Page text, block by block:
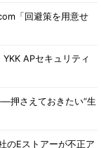
「回避策を用意せ
APセキュリティ
押さえておきたい“生
のEストアーが不正ア